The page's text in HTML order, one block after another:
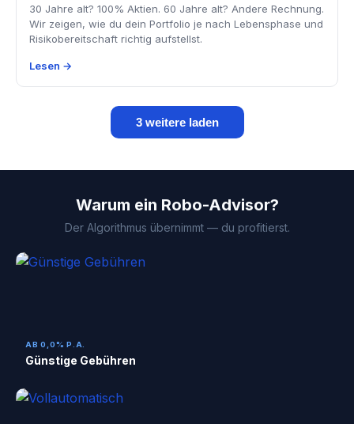
30 Jahre alt? 100% Aktien. 60 Jahre alt? Andere Rechnung.
Wir zeigen, wie du dein Portfolio je nach Lebensphase und
Risikobereitschaft richtig aufstellst.
Lesen →
3 weitere laden
Warum ein Robo-Advisor?
Der Algorithmus übernimmt — du profitierst.
AB 0,0% P.A.
Günstige Gebühren